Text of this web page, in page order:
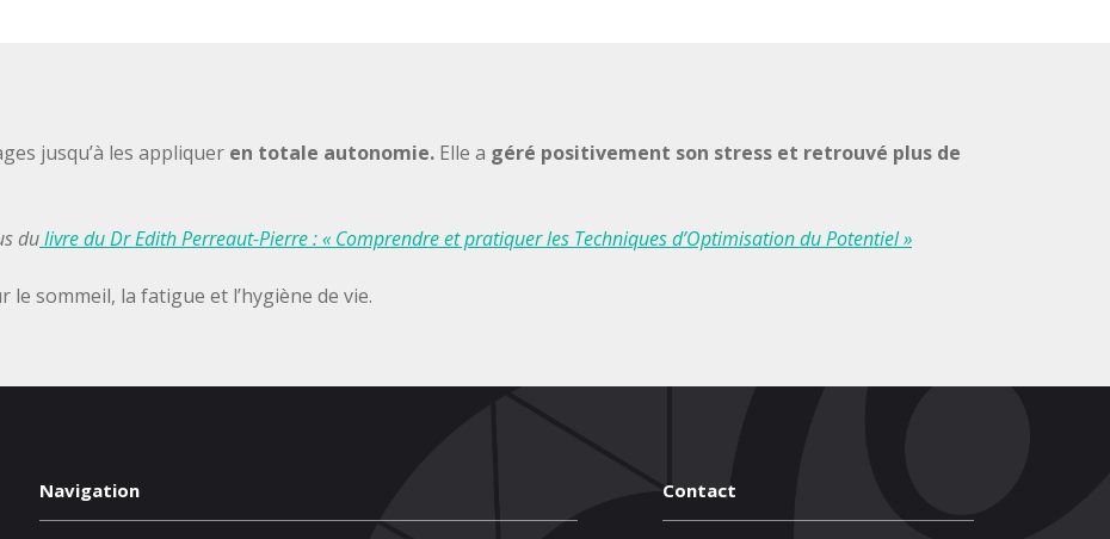
jusqu’à les appliquer en totale autonomie. Elle a géré positivement son stress et retrouvé plus de
dulivre du Dr Edith Perreaut-Pierre : « Comprendre et pratiquer les Techniques d’Optimisation du Potentiel »
sommeil, la fatigue et l’hygiène de vie.
Navigation Contact